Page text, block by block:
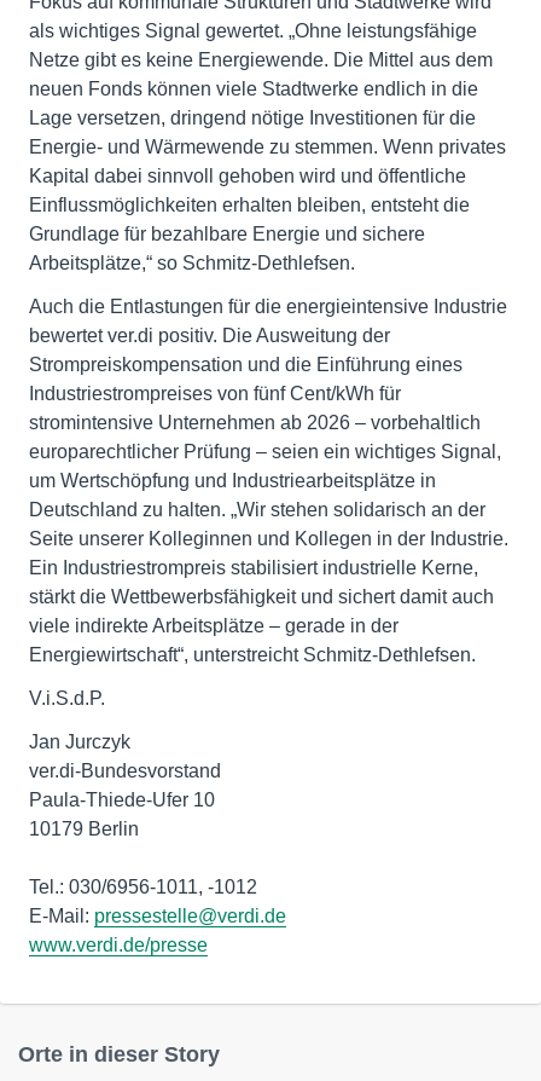
als wichtiges Signal gewertet. „Ohne leistungsfähige
Netze gibt es keine Energiewende. Die Mittel aus dem
neuen Fonds können viele Stadtwerke endlich in die
Lage versetzen, dringend nötige Investitionen für die
Energie- und Wärmewende zu stemmen. Wenn privates
Kapital dabei sinnvoll gehoben wird und öffentliche
Einflussmöglichkeiten erhalten bleiben, entsteht die
Grundlage für bezahlbare Energie und sichere
Arbeitsplätze,“ so Schmitz-Dethlefsen.
Auch die Entlastungen für die energieintensive Industrie
bewertet ver.di positiv. Die Ausweitung der
Strompreiskompensation und die Einführung eines
Industriestrompreises von fünf Cent/kWh für
stromintensive Unternehmen ab 2026 – vorbehaltlich
europarechtlicher Prüfung – seien ein wichtiges Signal,
um Wertschöpfung und Industriearbeitsplätze in
Deutschland zu halten. „Wir stehen solidarisch an der
Seite unserer Kolleginnen und Kollegen in der Industrie.
Ein Industriestrompreis stabilisiert industrielle Kerne,
stärkt die Wettbewerbsfähigkeit und sichert damit auch
viele indirekte Arbeitsplätze – gerade in der
Energiewirtschaft“, unterstreicht Schmitz-Dethlefsen.
V.i.S.d.P.
Jan Jurczyk
ver.di-Bundesvorstand
Paula-Thiede-Ufer 10
10179 Berlin
Tel.: 030/6956-1011, -1012
E-Mail: pressestelle@verdi.de
www.verdi.de/presse
Orte in dieser Story